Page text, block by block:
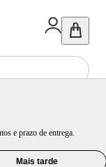
e prazo de entrega.
Mais tarde